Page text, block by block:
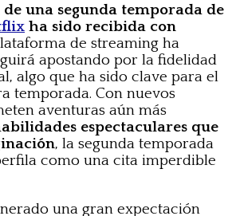
una segunda temporada de
ha sido recibida con
de streaming ha
apostando por la fidelidad
algo que ha sido clave para el
temporada. Con nuevos
aventuras aún más
espectaculares que
, la segunda temporada
como una cita imperdible
una gran expectación